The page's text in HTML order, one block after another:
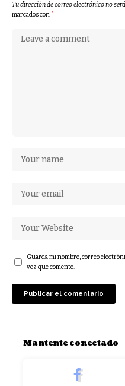
Tu dirección de correo electrónico no
marcados con*
Guarda mi nombre, correo
vez que comente.
Mantente conectado